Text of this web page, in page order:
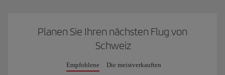
Planen Sie Ihren nächsten Flug von
Schweiz
Empfohlene Die meistverkauften